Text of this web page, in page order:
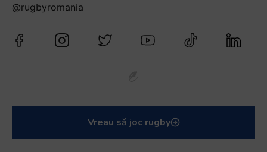
@rugbyromania
Vreau să joc rugby